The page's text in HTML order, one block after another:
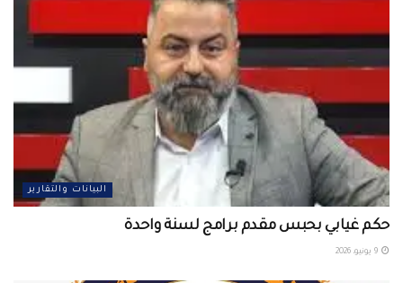
البيانات والتقارير
حكم غيابي بحبس مقدم برامج لسنة واحدة